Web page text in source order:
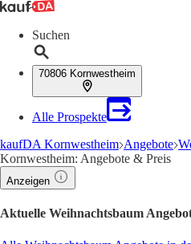
Suchen
70806 Kornwestheim
Alle Prospekte
kaufDA Kornwestheim Angebote
Kornwestheim: Angebote & Preis
Anzeigen
Aktuelle Weihnachtsbaum